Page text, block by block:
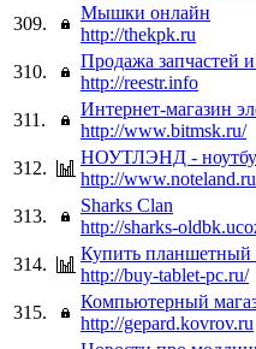
309.
Мышки онлайн
http://thekpk.ru
310.
Продажа запчастей
http://reestr.info
311.
Интернет-магазин
http://www.bitmsk.ru/
312.
НОУТЛЭНД -
http://www.noteland.ru
313.
Sharks Clan
http://sharks-
314.
Купить
http://buy-tablet-pc.ru/
315.
Компьютерный
http://gepard.kovrov.ru